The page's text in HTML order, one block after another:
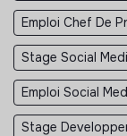
Emploi Chef De
Stage Social
Emploi Social
Stage